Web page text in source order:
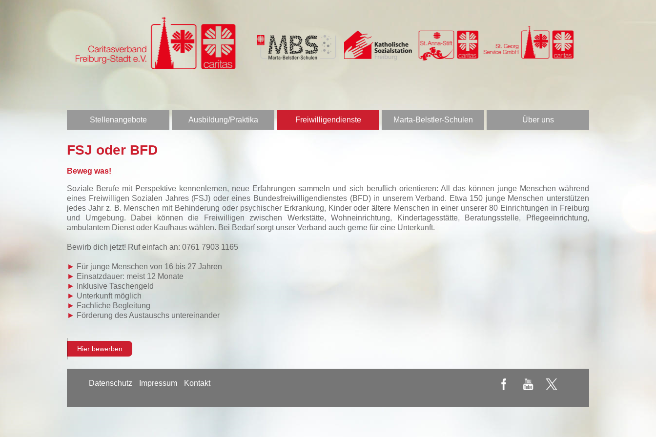
Stellenangebote Ausbildung/Praktika Freiwilligendienste Marta-Belstler-Schulen Über uns
FSJ oder BFD
Beweg was!
Soziale Berufe mit Perspektive kennenlernen, neue Erfahrungen sammeln und sich beruflich orientieren: All das können junge Menschen während
eines Freiwilligen Sozialen Jahres (FSJ) oder eines Bundesfreiwilligendienstes (BFD) in unserem Verband. Etwa 150 junge Menschen unterstützen
jedes Jahr z. B. Menschen mit Behinderung oder psychischer Erkrankung, Kinder oder ältere Menschen in einer unserer 80 Einrichtungen in Freiburg
und Umgebung. Dabei können die Freiwilligen zwischen Werkstätte, Wohneinrichtung, Kindertagesstätte, Beratungsstelle, Pflegeeinrichtung,
ambulantem Dienst oder Kaufhaus wählen. Bei Bedarf sorgt unser Verband auch gerne für eine Unterkunft.
Bewirb dich jetzt! Ruf einfach an: 0761 7903 1165
► Für junge Menschen von 16 bis 27 Jahren
► Einsatzdauer: meist 12 Monate
►
Inklusive Taschengeld
► Unterkunft möglich
► Fachliche Begleitung
► Förderung des Austauschs untereinander
Hier bewerben
Datenschutz Impressum Kontakt